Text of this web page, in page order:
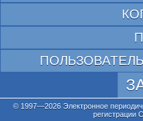
© 1997—2026 Электронное